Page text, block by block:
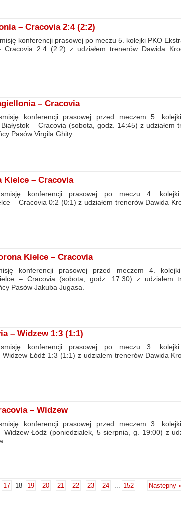
– Cracovia 2:4 (2:2)
konferencji prasowej po meczu 5. kolejki PKO
Cracovia 2:4 (2:2) z udziałem trenerów Dawida
– Cracovia
konferencji prasowej przed meczem 5.
– Cracovia (sobota, godz. 14:45) z udziałem
Pasów Virgila Ghity.
Kielce – Cracovia
konferencji prasowej po meczu 4.
– Cracovia 0:2 (0:1) z udziałem trenerów Dawida
Kielce – Cracovia
konferencji prasowej przed meczem 4.
– Cracovia (sobota, godz. 17:30) z udziałem
Pasów Jakuba Jugasa.
– Widzew 1:3 (1:1)
konferencji prasowej po meczu 3.
Widzew Łódź 1:3 (1:1) z udziałem trenerów Dawida
– Widzew
konferencji prasowej przed meczem 3.
Widzew Łódź (poniedziałek, 5 sierpnia, g. 19:00) z
Następny
17 18 19 20 21 22 23 24 ... 152